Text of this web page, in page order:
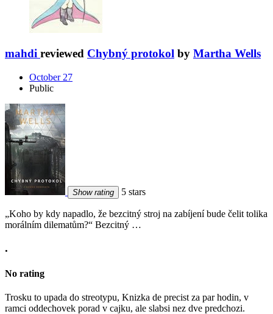
mahdi reviewed Chybný protokol by Martha Wells
October 27
Public
Show rating 5 stars
„Koho by kdy napadlo, že bezcitný stroj na zabíjení bude čelit tolika
morálním dilematům?“ Bezcitný …
.
No rating
Trosku to upada do streotypu, Knizka de precist za par hodin, v
ramci oddechovek porad v cajku, ale slabsi nez dve predchozi.